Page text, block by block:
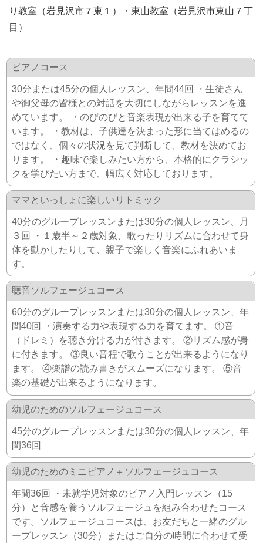
り教室（岩見沢市７東１）・東山教室（岩見沢市東山７丁
目）
ピアノコース
30分または45分の個人レッスン、年間44回 ・生徒さん
や御父母の皆様との対話を大切にしながらレッスンを進
めています。 ・のびのびと音楽表現が出来る子を育てて
います。 ・教材は、子供達を決まった形に当てはめるの
ではなく、個々の状況を見て判断して、教材を決めてお
ります。 ・趣味で楽しみたい方から、本格的にクラシッ
クを学びたい方まで、幅広く対応しております。
ママといっしょに楽しいリトミック
40分のグループレッスンまたは30分の個人レッスン、月
３回 ・１歳半～２歳対象、歌ったりリズムに合わせて身
体を動かしたりして、親子で楽しく音楽にふれあいま
す。
聴音ソルフェージュコース
60分のグループレッスンまたは30分の個人レッスン、年
間40回 ・演奏する力や表現する力を育てます。 ①音
（ドレミ）を聴き分ける力が付きます。 ②リズム感が身
に付きます。 ③良い音程で歌うことが出来るようになり
ます。 ④楽譜の読み書きがスムーズになります。 ⑤音
楽の基礎が出来るようになります。
幼児のためのソルフェージュコース
45分のグループレッスンまたは30分の個人レッスン、年
間36回
幼児のためのミニピアノ＋ソルフェージュコース
年間36回 ・未就学児対象のピアノ入門レッスン（15
分）と音感を養うソルフェージュを組み合わせたコース
です。ソルフェージュコースは、お友だちと一緒のグル
ープレッスン（30分）またはご自分の時間に合わせて受